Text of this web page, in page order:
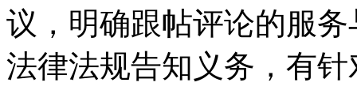
议，明确跟帖评论的服
法律法规告知义务，有